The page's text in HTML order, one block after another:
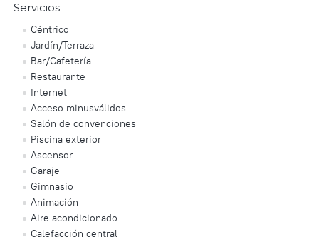
Servicios
Céntrico
Jardín/Terraza
Bar/Cafetería
Restaurante
Internet
Acceso minusválidos
Salón de convenciones
Piscina exterior
Ascensor
Garaje
Gimnasio
Animación
Aire acondicionado
Calefacción central